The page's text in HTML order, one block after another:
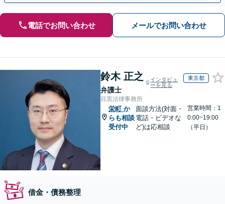
電話でお問い合わせ メールでお問い合わせ
鈴木 正之
弁護士
インタビュ
ーを見る
東京都
目黒法律事務所
栄町 か
らも相談
受付中
面談方法(対面・
電話・ビデオな
ど)は応相談
営業時間：1
0:00~19:00
（平日）
借金・債務整理